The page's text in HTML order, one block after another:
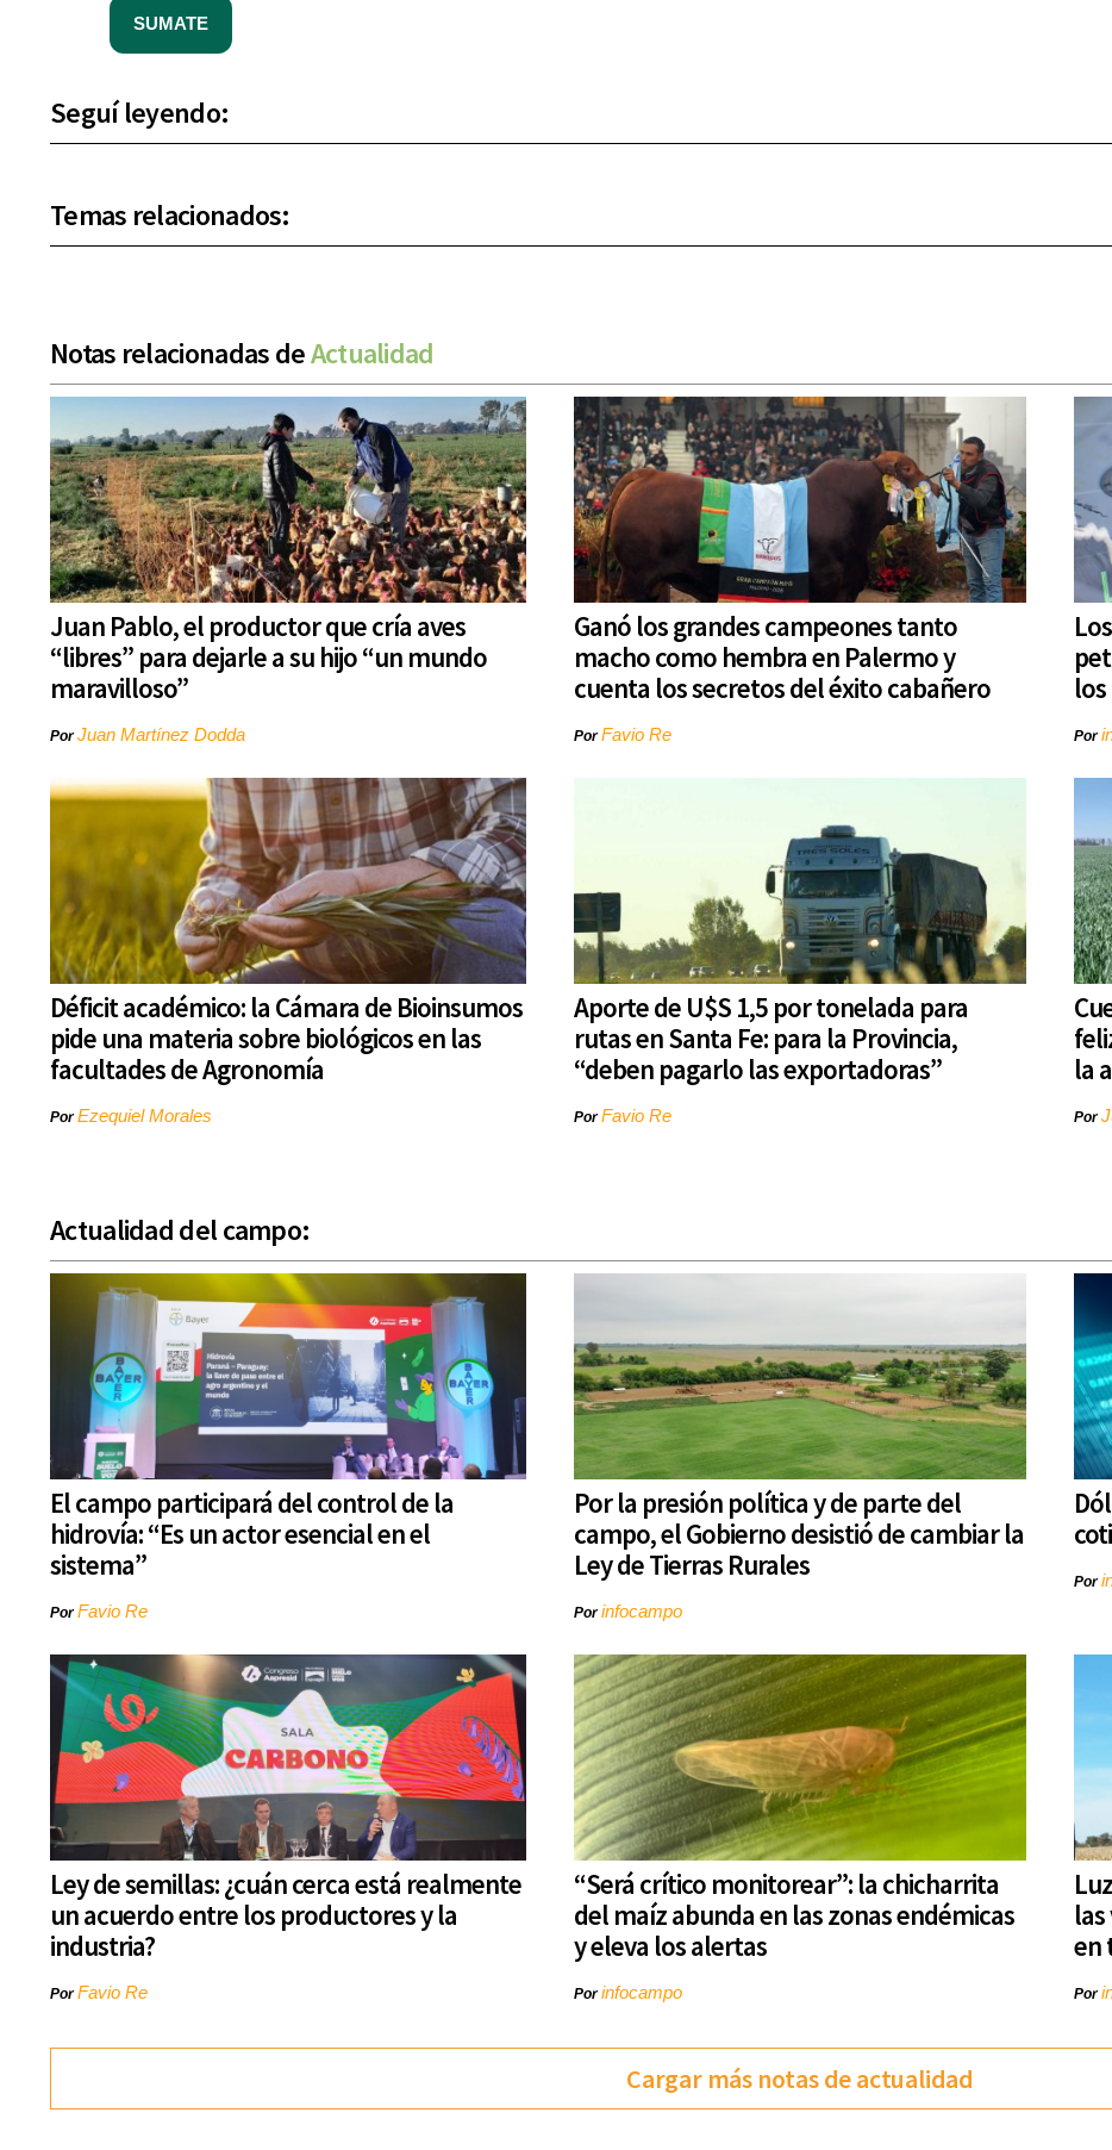
SUMATE
Seguí leyendo:
Temas relacionados:
Notas relacionadas deActualidad
Juan Pablo, el productor que cría aves
“libres” para dejarle a su hijo “un mundo
maravilloso”
PorJuan Martínez Dodda
Ganó los grandes campeones tanto
macho como hembra en Palermo y
cuenta los secretos del éxito cabañero
PorFavio Re Por
Déficit académico: la Cámara de Bioinsumos
pide una materia sobre biológicos en las
facultades de Agronomía
PorEzequiel Morales
Aporte de U$S 1,5 por tonelada para
rutas en Santa Fe: para la Provincia,
“deben pagarlo las exportadoras”
PorFavio Re
la
Por
Actualidad del campo:
El campo participará del control de la
hidrovía: “Es un actor esencial en el
sistema”
PorFavio Re
Por la presión política y de parte del
campo, el Gobierno desistió de cambiar la
Ley de Tierras Rurales
Porinfocampo
Por
Ley de semillas: ¿cuán cerca está realmente
un acuerdo entre los productores y la
industria?
PorFavio Re
“Será crítico monitorear”: la chicharrita
del maíz abunda en las zonas endémicas
y eleva los alertas
Porinfocampo
en
Por
Cargar más notas de actualidad